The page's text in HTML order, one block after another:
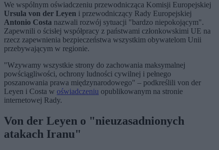
We wspólnym oświadczeniu przewodnicząca Komisji Europejskiej
Ursula von der Leyen i przewodniczący Rady Europejskiej
Antonio Costa nazwali rozwój sytuacji "bardzo niepokojącym".
Zapewnili o ścisłej współpracy z państwami członkowskimi UE na
rzecz zapewnienia bezpieczeństwa wszystkim obywatelom Unii
przebywającym w regionie.
"Wzywamy wszystkie strony do zachowania maksymalnej
powściągliwości, ochrony ludności cywilnej i pełnego
poszanowania prawa międzynarodowego" – podkreślili von der
Leyen i Costa w oświadczeniu opublikowanym na stronie
internetowej Rady.
Von der Leyen o "nieuzasadnionych
atakach Iranu"